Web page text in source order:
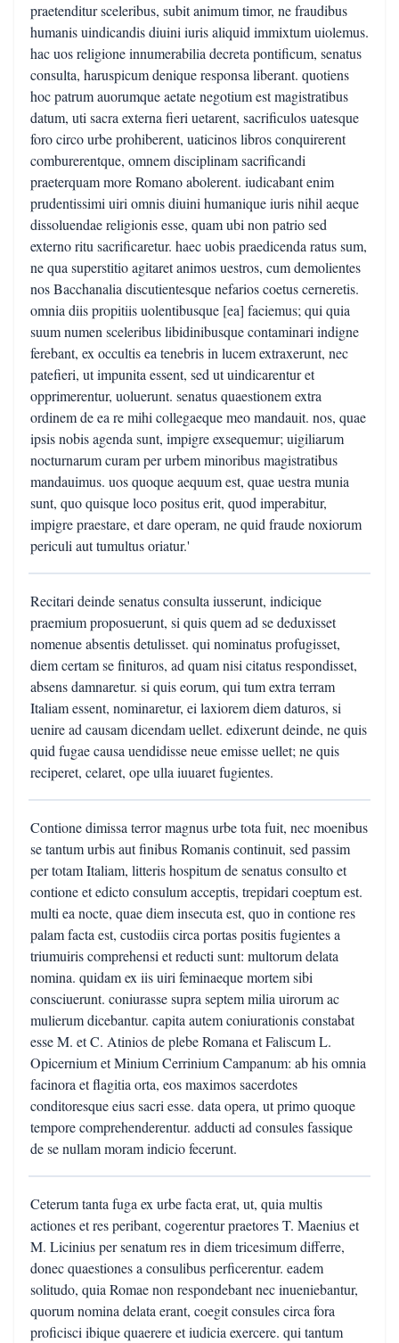
praetenditur sceleribus, subit animum timor, ne fraudibus
humanis uindicandis diuini iuris aliquid immixtum uiolemus.
hac uos religione innumerabilia decreta pontificum, senatus
consulta, haruspicum denique responsa liberant. quotiens
hoc patrum auorumque aetate negotium est magistratibus
datum, uti sacra externa fieri uetarent, sacrificulos uatesque
foro circo urbe prohiberent, uaticinos libros conquirerent
comburerentque, omnem disciplinam sacrificandi
praeterquam more Romano abolerent. iudicabant enim
prudentissimi uiri omnis diuini humanique iuris nihil aeque
dissoluendae religionis esse, quam ubi non patrio sed
externo ritu sacrificaretur. haec uobis praedicenda ratus sum,
ne qua superstitio agitaret animos uestros, cum demolientes
nos Bacchanalia discutientesque nefarios coetus cerneretis.
omnia diis propitiis uolentibusque [ea] faciemus; qui quia
suum numen sceleribus libidinibusque contaminari indigne
ferebant, ex occultis ea tenebris in lucem extraxerunt, nec
patefieri, ut impunita essent, sed ut uindicarentur et
opprimerentur, uoluerunt. senatus quaestionem extra
ordinem de ea re mihi collegaeque meo mandauit. nos, quae
ipsis nobis agenda sunt, impigre exsequemur; uigiliarum
nocturnarum curam per urbem minoribus magistratibus
mandauimus. uos quoque aequum est, quae uestra munia
sunt, quo quisque loco positus erit, quod imperabitur,
impigre praestare, et dare operam, ne quid fraude noxiorum
periculi aut tumultus oriatur.'
Recitari deinde senatus consulta iusserunt, indicique
praemium proposuerunt, si quis quem ad se deduxisset
nomenue absentis detulisset. qui nominatus profugisset,
diem certam se finituros, ad quam nisi citatus respondisset,
absens damnaretur. si quis eorum, qui tum extra terram
Italiam essent, nominaretur, ei laxiorem diem daturos, si
uenire ad causam dicendam uellet. edixerunt deinde, ne quis
quid fugae causa uendidisse neue emisse uellet; ne quis
reciperet, celaret, ope ulla iuuaret fugientes.
Contione dimissa terror magnus urbe tota fuit, nec moenibus
se tantum urbis aut finibus Romanis continuit, sed passim
per totam Italiam, litteris hospitum de senatus consulto et
contione et edicto consulum acceptis, trepidari coeptum est.
multi ea nocte, quae diem insecuta est, quo in contione res
palam facta est, custodiis circa portas positis fugientes a
triumuiris comprehensi et reducti sunt: multorum delata
nomina. quidam ex iis uiri feminaeque mortem sibi
consciuerunt. coniurasse supra septem milia uirorum ac
mulierum dicebantur. capita autem coniurationis constabat
esse M. et C. Atinios de plebe Romana et Faliscum L.
Opicernium et Minium Cerrinium Campanum: ab his omnia
facinora et flagitia orta, eos maximos sacerdotes
conditoresque eius sacri esse. data opera, ut primo quoque
tempore comprehenderentur. adducti ad consules fassique
de se nullam moram indicio fecerunt.
Ceterum tanta fuga ex urbe facta erat, ut, quia multis
actiones et res peribant, cogerentur praetores T. Maenius et
M. Licinius per senatum res in diem tricesimum differre,
donec quaestiones a consulibus perficerentur. eadem
solitudo, quia Romae non respondebant nec inueniebantur,
quorum nomina delata erant, coegit consules circa fora
proficisci ibique quaerere et iudicia exercere. qui tantum